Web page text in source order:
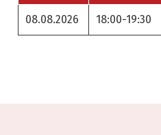
08.08.2026 18:00-19:30